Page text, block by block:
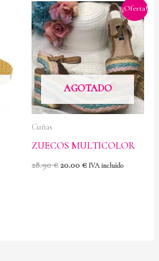
¡Oferta!
AGOTADO
Cuñas
ZUECOS MULTICOLOR
28.90€
El
precio
original
era:
28.90 €.
20.00 €
El
precio
actual
20.00 €.
IVA incluido